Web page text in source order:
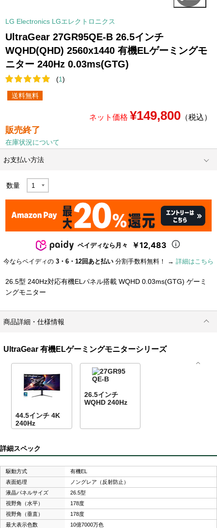
LG Electronics LGエレクトロニクス
UltraGear 27GR95QE-B 26.5インチ
WQHD(QHD) 2560x1440 有機ELゲーミングモ
ニター 240Hz 0.03ms(GTG)
(1)
送料無料
ネット価格 ¥149,800（税込）
販売終了
在庫状況について
お支払い方法
数量
ペイディなら月々 ￥12,483
今ならペイディの 3・6・12回あと払い 分割手数料無料！ → 詳細はこちら
26.5型 240Hz対応有機ELパネル搭載 WQHD 0.03ms(GTG) ゲーミ
ングモニター
商品詳細・仕様情報
UltraGear 有機ELゲーミングモニターシリーズ
44.5インチ 4K
240Hz
26.5インチ
WQHD 240Hz
詳細スペック
駆動方式
有機EL
表面処理
ノングレア（反射防止）
液晶パネルサイズ
26.5型
視野角（水平）
178度
視野角（垂直）
178度
最大表示色数
10億7000万色